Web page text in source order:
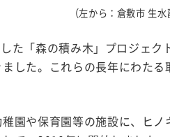
（左から：倉敷市 生
た「森の積み木」プロジェ
した。これらの長年にわた
園や保育園等の施設に、ヒ